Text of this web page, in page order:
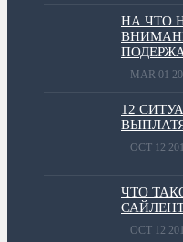
НА ЧТО
MAR 01
12
OCT 12
ЧТО
OCT 12